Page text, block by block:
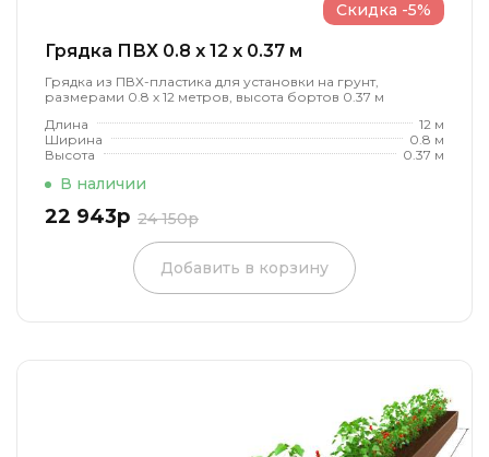
Грядка ПВХ 0.8 x 12 x 0.37 м
Грядка из ПВХ-пластика для установки на грунт,
размерами 0.8 х 12 метров, высота бортов 0.37 м
Длина
12 м
Ширина
0.8 м
Высота
0.37 м
В наличии
22 943р 24 150р
Скидка -5%
Добавить в корзину